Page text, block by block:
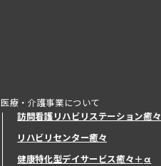
医療・介護事業について
訪問看護リハビリステーション癒々
リハビリセンター癒々
健康特化型デイサービス癒々＋α